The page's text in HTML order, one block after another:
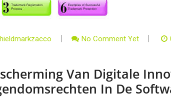
No Comment Yet
Van Digitale
In De